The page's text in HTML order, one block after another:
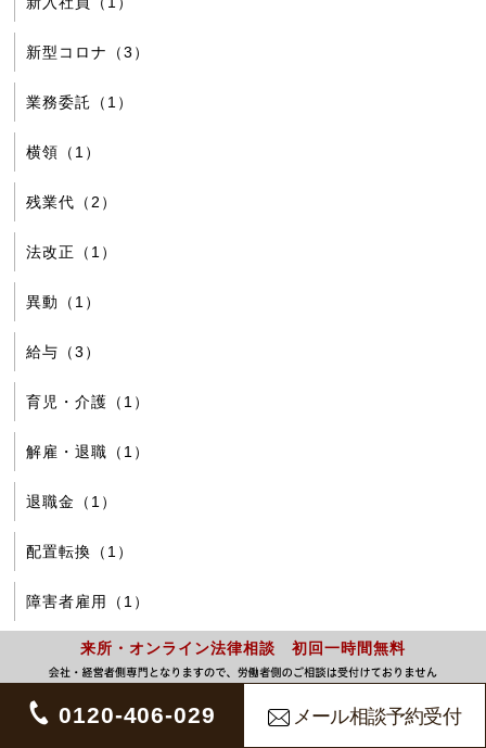
新型コロナ（3）
業務委託（1）
横領（1）
残業代（2）
法改正（1）
異動（1）
給与（3）
育児・介護（1）
解雇・退職（1）
退職金（1）
配置転換（1）
障害者雇用（1）
問題／目的から探す
来所・オンライン法律相談 初回一時間無料
0120-406-029 メール相談予約受付